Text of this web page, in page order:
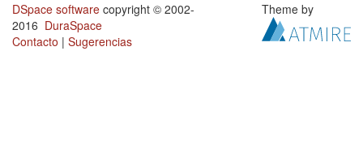
DSpace software copyright © 2002-
2016 DuraSpace
Contacto | Sugerencias
Theme by